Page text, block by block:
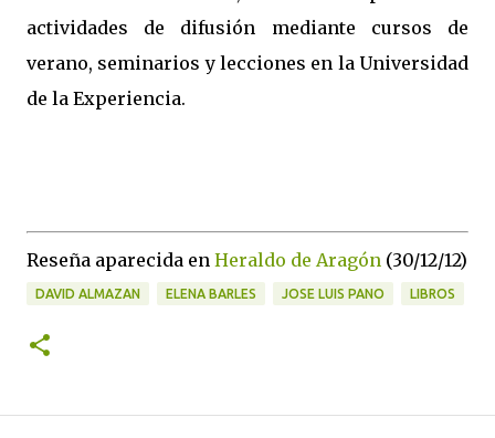
actividades de difusión mediante cursos de
verano, seminarios y lecciones en la Universidad
de la Experiencia.
Reseña aparecida en Heraldo de Aragón (30/12/12)
DAVID ALMAZAN ELENA BARLES JOSE LUIS PANO LIBROS